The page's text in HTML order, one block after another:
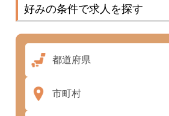
好みの条件で求人を探す
都道府県
市町村